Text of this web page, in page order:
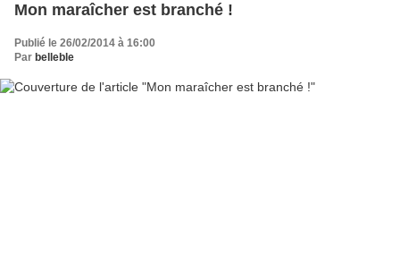
Mon maraîcher est branché !
Publié le 26/02/2014 à 16:00
Par belleble